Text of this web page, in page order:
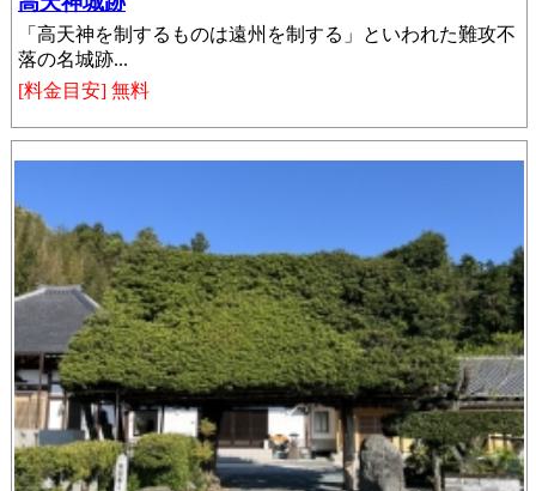
「高天神を制するものは遠州を制する」といわれた難攻不
落の名城跡...
[料金目安] 無料